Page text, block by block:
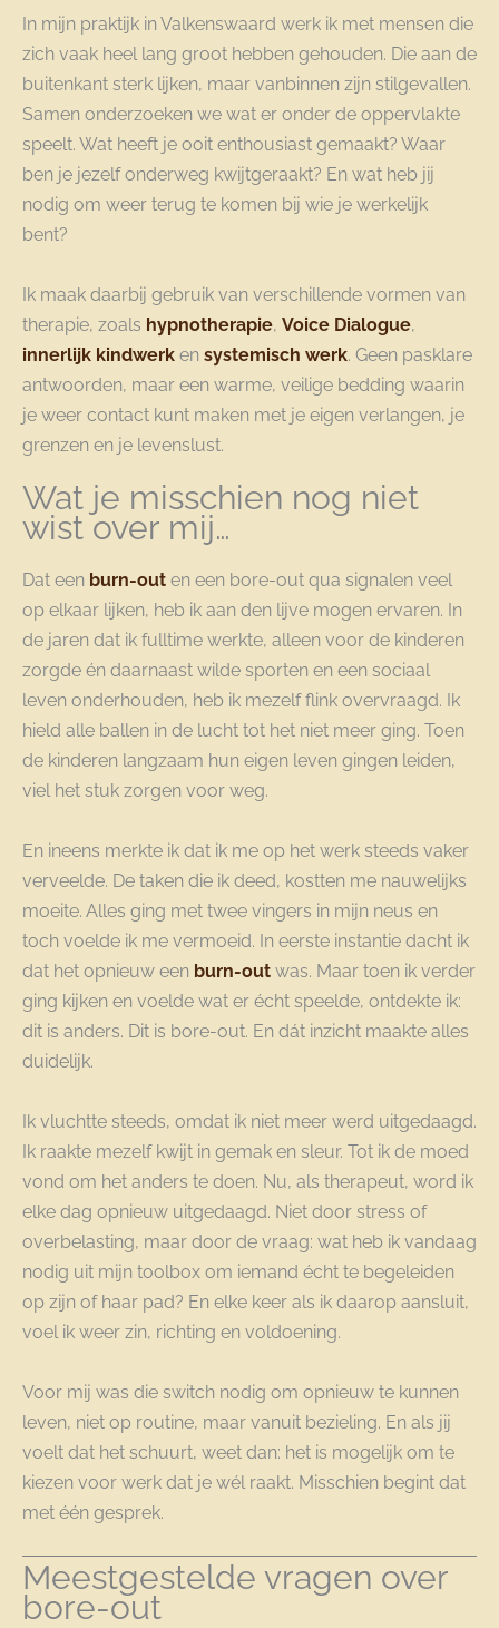
In mijn praktijk in Valkenswaard werk ik met mensen die
zich vaak heel lang groot hebben gehouden. Die aan de
buitenkant sterk lijken, maar vanbinnen zijn stilgevallen.
Samen onderzoeken we wat er onder de oppervlakte
speelt. Wat heeft je ooit enthousiast gemaakt? Waar
ben je jezelf onderweg kwijtgeraakt? En wat heb jij
nodig om weer terug te komen bij wie je werkelijk
bent?
Ik maak daarbij gebruik van verschillende vormen van
therapie, zoals hypnotherapie, Voice Dialogue,
innerlijk kindwerk en systemisch werk. Geen pasklare
antwoorden, maar een warme, veilige bedding waarin
je weer contact kunt maken met je eigen verlangen, je
grenzen en je levenslust.
Wat je misschien nog niet
wist over mij…
Dat een burn-out en een bore-out qua signalen veel
op elkaar lijken, heb ik aan den lijve mogen ervaren. In
de jaren dat ik fulltime werkte, alleen voor de kinderen
zorgde én daarnaast wilde sporten en een sociaal
leven onderhouden, heb ik mezelf flink overvraagd. Ik
hield alle ballen in de lucht tot het niet meer ging. Toen
de kinderen langzaam hun eigen leven gingen leiden,
viel het stuk zorgen voor weg.
En ineens merkte ik dat ik me op het werk steeds vaker
verveelde. De taken die ik deed, kostten me nauwelijks
moeite. Alles ging met twee vingers in mijn neus en
toch voelde ik me vermoeid. In eerste instantie dacht ik
dat het opnieuw een burn-out was. Maar toen ik verder
ging kijken en voelde wat er écht speelde, ontdekte ik:
dit is anders. Dit is bore-out. En dát inzicht maakte alles
duidelijk.
Ik vluchtte steeds, omdat ik niet meer werd uitgedaagd.
Ik raakte mezelf kwijt in gemak en sleur. Tot ik de moed
vond om het anders te doen. Nu, als therapeut, word ik
elke dag opnieuw uitgedaagd. Niet door stress of
overbelasting, maar door de vraag: wat heb ik vandaag
nodig uit mijn toolbox om iemand écht te begeleiden
op zijn of haar pad? En elke keer als ik daarop aansluit,
voel ik weer zin, richting en voldoening.
Voor mij was die switch nodig om opnieuw te kunnen
leven, niet op routine, maar vanuit bezieling. En als jij
voelt dat het schuurt, weet dan: het is mogelijk om te
kiezen voor werk dat je wél raakt. Misschien begint dat
met één gesprek.
Meestgestelde vragen over
bore-out